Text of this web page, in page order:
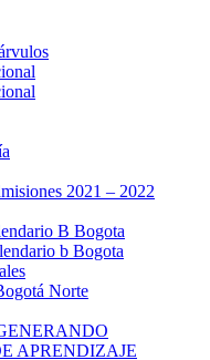
2021 – 2022
B Bogota
b Bogota
Norte
APRENDIZAJE